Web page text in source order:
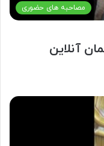
مصاحبه های حضوری
آنلاین